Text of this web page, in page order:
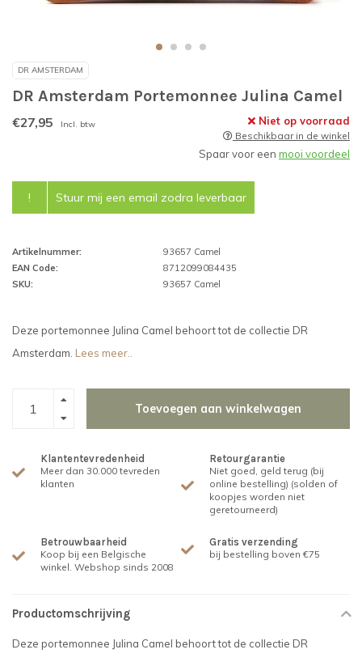
DR AMSTERDAM
DR Amsterdam Portemonnee Julina Camel
€27,95 Incl. btw Niet op voorraad
Beschikbaar in de winkel
Spaar voor een mooi voordeel
! Stuur mij een email zodra leverbaar
Artikelnummer:
93657 Camel
EAN Code:
8712099084435
SKU:
93657 Camel
Deze portemonnee Julina Camel behoort tot de collectie DR
Amsterdam. Lees meer..
Toevoegen aan winkelwagen
Klantentevredenheid
Meer dan 30.000 tevreden
klanten
Retourgarantie
Niet goed, geld terug (bij
online bestelling) (solden of
koopjes worden niet
geretourneerd)
Betrouwbaarheid
Koop bij een Belgische
winkel. Webshop sinds 2008
Gratis verzending
bij bestelling boven €75
Productomschrijving
Deze portemonnee Julina Camel behoort tot de collectie DR